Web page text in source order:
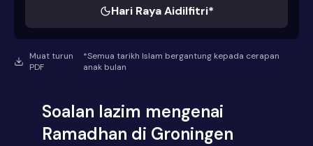
Hari Raya Aidilfitri*
Muat turun
PDF
*Semua tarikh Islam bergantung kepada cerapan
anak bulan
Soalan lazim mengenai
Ramadhan di Groningen